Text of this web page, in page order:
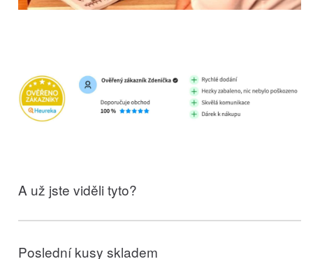
A už jste viděli tyto?
Poslední kusy skladem